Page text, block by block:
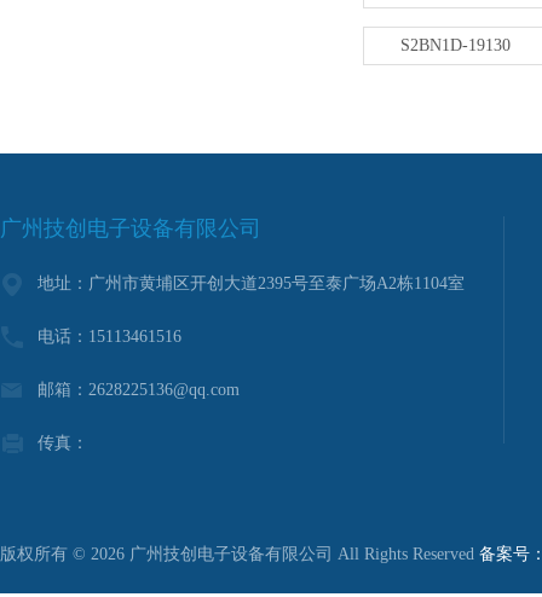
S2BN1D-19130
广州技创电子设备有限公司
地址：广州市黄埔区开创大道2395号至泰广场A2栋1104室
电话：15113461516
邮箱：2628225136@qq.com
传真：
版权所有 © 2026 广州技创电子设备有限公司 All Rights Reserved 备案号